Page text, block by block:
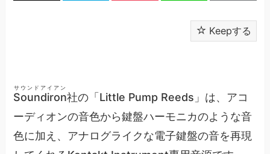
Keepする
Soundiron
サウンドアイアン
社の「Little Pump Reeds」は、アコ
ーディオンの音色から鍵盤ハーモニカのような音
色に加え、アナログライクな電子鍵盤の音を再現